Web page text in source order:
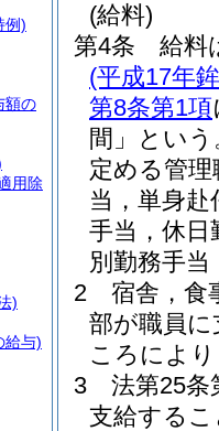
(給料)
第4条
給料
(平成17年
第8条第1項
間」という
定める管理
当，単身
手当，休日
別勤務手
2
宿舎，食
部が職員
ころによ
3
法第25
支給する
例)
額の
用除
)
給与)